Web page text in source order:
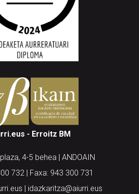
- Erroitz BM
4-5 behea | ANDOAIN
732 | Faxa: 943 300 731
| idazkaritza@aiurri.eus